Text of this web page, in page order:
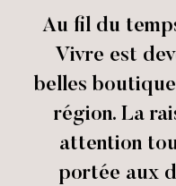
Au fil du
Vivre est
belles
région. La
attention
portée aux